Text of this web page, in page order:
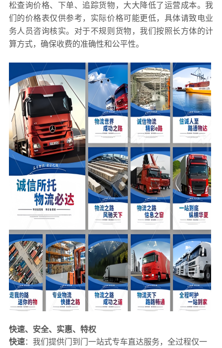
松查询价格、下单、追踪货物，大大降低了运营成本。我
们的价格表仅供参考，实际价格可能更低，具体请致电业
务人员咨询核实。对于不规则货物，我们按照长方体的计
算方式，确保收费的准确性和公平性。
快速、安全、实惠、特权
快速：我们提供门到门一站式专车直达服务，全过程仅一